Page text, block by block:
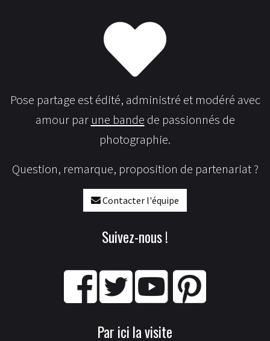
Pose partage est édité, administré et modéré avec
amour par une bande de passionnés de
photographie.
Question, remarque, proposition de partenariat ?
Contacter l'équipe
Suivez-nous !
Par ici la visite